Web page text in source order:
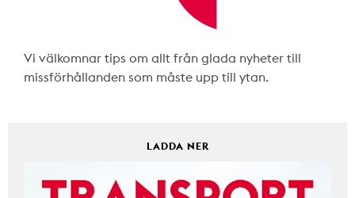
Vi välkomnar tips om allt från glada nyheter till
missförhållanden som måste upp till ytan.
LADDA NER